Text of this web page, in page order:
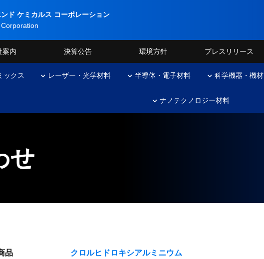
ド ケミカルス コーポレーション
案内 決算公告 環境方針 プレスリリース
ックス レーザー・光学材料 半導体・電子材料 科学機器・機材
ナノテクノロジー材料
せ
品 クロルヒドロキシアルミニウム